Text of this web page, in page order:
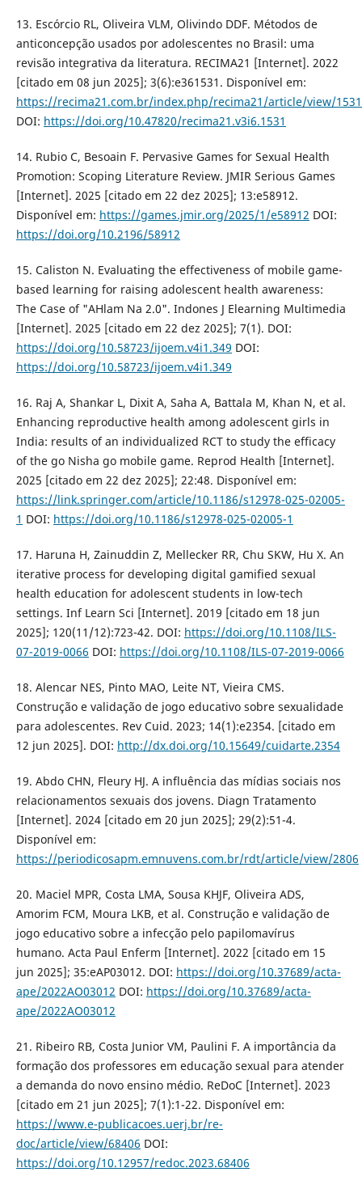
13. Escórcio RL, Oliveira VLM, Olivindo DDF. Métodos de
anticoncepção usados por adolescentes no Brasil: uma
revisão integrativa da literatura. RECIMA21 [Internet]. 2022
[citado em 08 jun 2025]; 3(6):e361531. Disponível em:
https://recima21.com.br/index.php/recima21/article/view/1531
DOI: https://doi.org/10.47820/recima21.v3i6.1531
14. Rubio C, Besoain F. Pervasive Games for Sexual Health
Promotion: Scoping Literature Review. JMIR Serious Games
[Internet]. 2025 [citado em 22 dez 2025]; 13:e58912.
Disponível em: https://games.jmir.org/2025/1/e58912 DOI:
https://doi.org/10.2196/58912
15. Caliston N. Evaluating the effectiveness of mobile game-
based learning for raising adolescent health awareness:
The Case of "AHlam Na 2.0". Indones J Elearning Multimedia
[Internet]. 2025 [citado em 22 dez 2025]; 7(1). DOI:
https://doi.org/10.58723/ijoem.v4i1.349 DOI:
https://doi.org/10.58723/ijoem.v4i1.349
16. Raj A, Shankar L, Dixit A, Saha A, Battala M, Khan N, et al.
Enhancing reproductive health among adolescent girls in
India: results of an individualized RCT to study the efficacy
of the go Nisha go mobile game. Reprod Health [Internet].
2025 [citado em 22 dez 2025]; 22:48. Disponível em:
https://link.springer.com/article/10.1186/s12978-025-02005-
1 DOI: https://doi.org/10.1186/s12978-025-02005-1
17. Haruna H, Zainuddin Z, Mellecker RR, Chu SKW, Hu X. An
iterative process for developing digital gamified sexual
health education for adolescent students in low-tech
settings. Inf Learn Sci [Internet]. 2019 [citado em 18 jun
2025]; 120(11/12):723-42. DOI: https://doi.org/10.1108/ILS-
07-2019-0066 DOI: https://doi.org/10.1108/ILS-07-2019-0066
18. Alencar NES, Pinto MAO, Leite NT, Vieira CMS.
Construção e validação de jogo educativo sobre sexualidade
para adolescentes. Rev Cuid. 2023; 14(1):e2354. [citado em
12 jun 2025]. DOI: http://dx.doi.org/10.15649/cuidarte.2354
19. Abdo CHN, Fleury HJ. A influência das mídias sociais nos
relacionamentos sexuais dos jovens. Diagn Tratamento
[Internet]. 2024 [citado em 20 jun 2025]; 29(2):51-4.
Disponível em:
https://periodicosapm.emnuvens.com.br/rdt/article/view/2806
20. Maciel MPR, Costa LMA, Sousa KHJF, Oliveira ADS,
Amorim FCM, Moura LKB, et al. Construção e validação de
jogo educativo sobre a infecção pelo papilomavírus
humano. Acta Paul Enferm [Internet]. 2022 [citado em 15
jun 2025]; 35:eAP03012. DOI: https://doi.org/10.37689/acta-
ape/2022AO03012 DOI: https://doi.org/10.37689/acta-
ape/2022AO03012
21. Ribeiro RB, Costa Junior VM, Paulini F. A importância da
formação dos professores em educação sexual para atender
a demanda do novo ensino médio. ReDoC [Internet]. 2023
[citado em 21 jun 2025]; 7(1):1-22. Disponível em:
https://www.e-publicacoes.uerj.br/re-
doc/article/view/68406 DOI:
https://doi.org/10.12957/redoc.2023.68406